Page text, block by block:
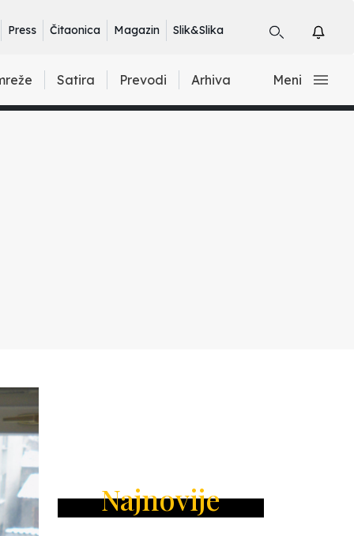
Press Čitaonica Magazin Slik&Slika
Satira Prevodi Arhiva Meni
Najnovije